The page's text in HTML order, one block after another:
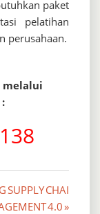
paket
pelatihan
perusahaan.
melalui
SUPPLY CHAI
4.0 »